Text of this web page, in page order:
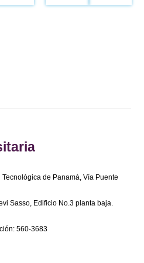
de Panamá, Vía Puente
Sasso, Edificio No.3 planta baja.
560-3683